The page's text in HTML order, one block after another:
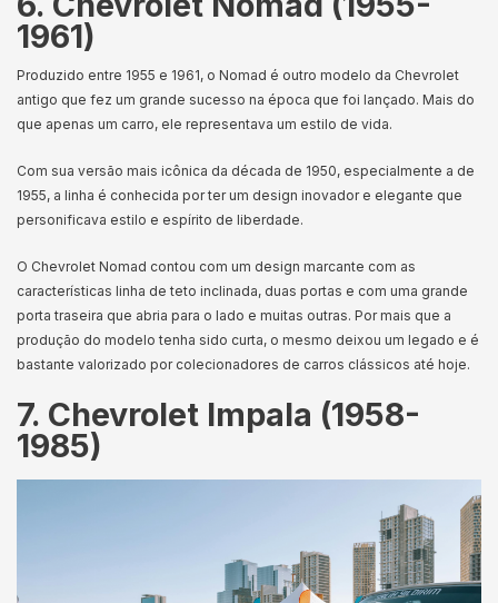
1961)
Produzido entre 1955 e 1961, o Nomad é outro modelo da Chevrolet
antigo que fez um grande sucesso na época que foi lançado. Mais do
que apenas um carro, ele representava um estilo de vida.
Com sua versão mais icônica da década de 1950, especialmente a de
1955, a linha é conhecida por ter um design inovador e elegante que
personificava estilo e espírito de liberdade.
O Chevrolet Nomad contou com um design marcante com as
características linha de teto inclinada, duas portas e com uma grande
porta traseira que abria para o lado e muitas outras. Por mais que a
produção do modelo tenha sido curta, o mesmo deixou um legado e é
bastante valorizado por colecionadores de carros clássicos até hoje.
7. Chevrolet Impala (1958-
1985)